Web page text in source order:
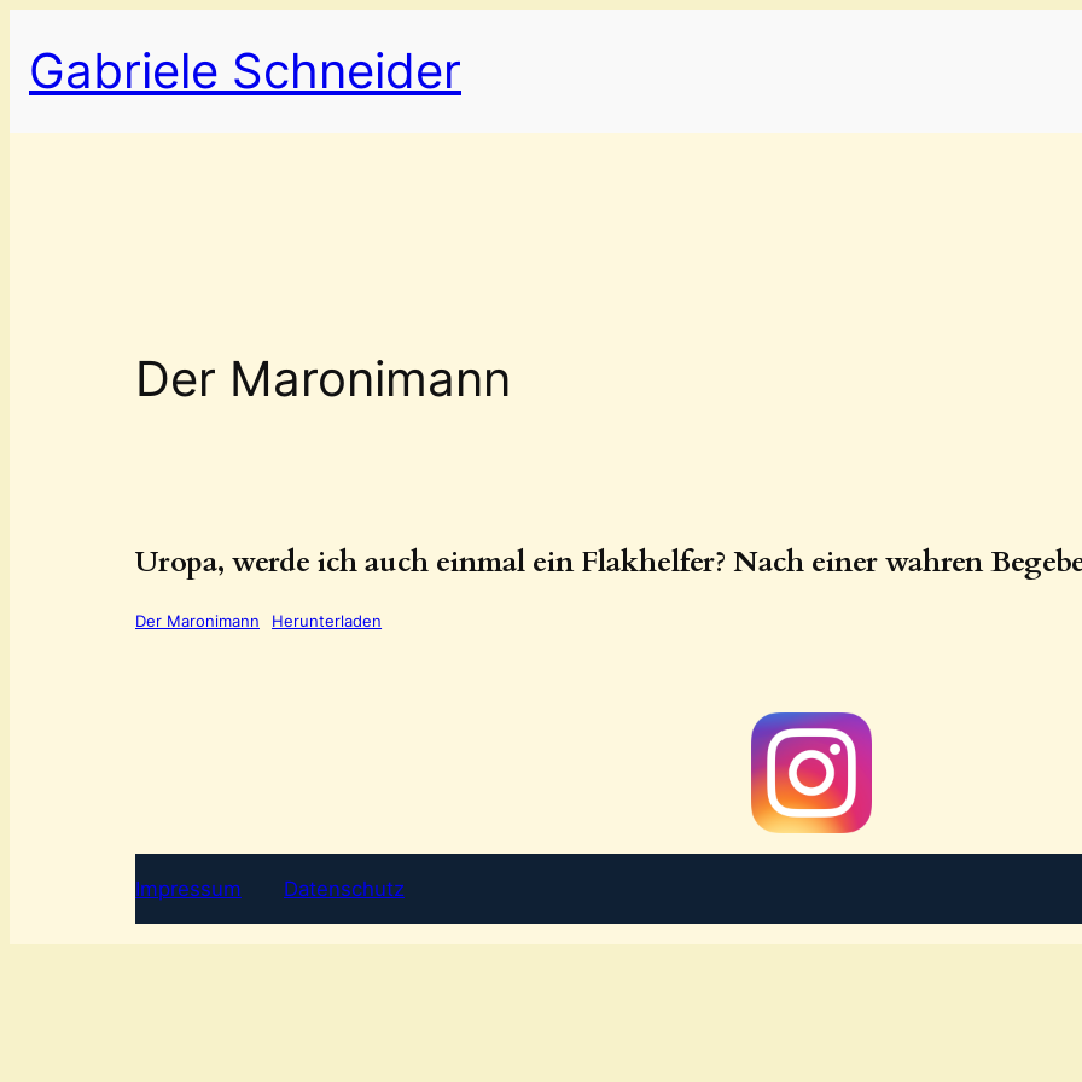
Inhalt
springen
Gabriele Schneider
Der Maronimann
Uropa, werde ich auch einmal ein Flakhelfer? Nach einer wahren
Der Maronimann Herunterladen
Impressum Datenschutz